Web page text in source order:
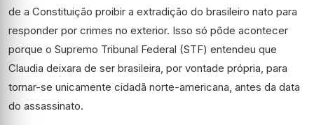
de a Constituição proibir a extradição do brasileiro nato para
responder por crimes no exterior. Isso só pôde acontecer
porque o Supremo Tribunal Federal (STF) entendeu que
Claudia deixara de ser brasileira, por vontade própria, para
tornar-se unicamente cidadã norte-americana, antes da data
do assassinato.